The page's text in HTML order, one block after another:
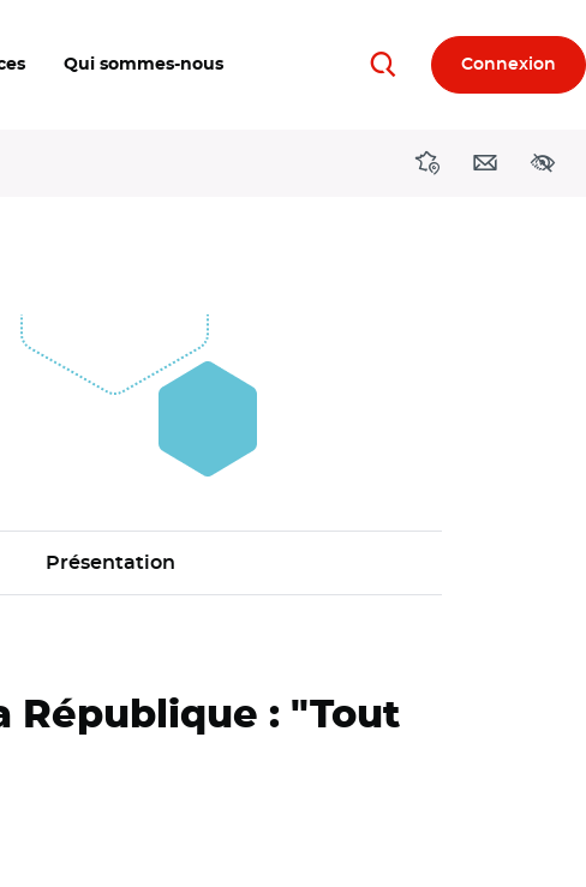
Qui sommes-nous RechercherConnexion
DirectionsContact
Présentation
République : "Tout